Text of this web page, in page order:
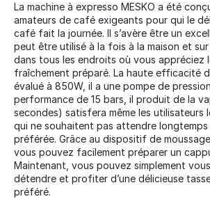
La machine à expresso MESKO a été
amateurs de café exigeants pour qui le
café fait la journée. Il s’avère être un
peut être utilisé à la fois à la maison et
dans tous les endroits où vous appréciez
fraîchement préparé. La haute efficacité
évalué à 850W, il a une pompe de
performance de 15 bars, il produit de la
secondes) satisfera même les utilisateurs
qui ne souhaitent pas attendre
préférée. Grâce au dispositif de
vous pouvez facilement préparer un
Maintenant, vous pouvez simplement
détendre et profiter d’une délicieuse
préféré.